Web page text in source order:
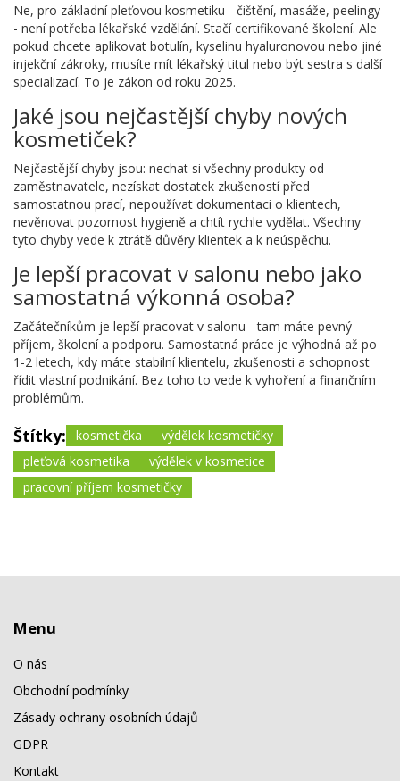
Ne, pro základní pleťovou kosmetiku - čištění, masáže, peelingy
- není potřeba lékařské vzdělání. Stačí certifikované školení. Ale
pokud chcete aplikovat botulín, kyselinu hyaluronovou nebo jiné
injekční zákroky, musíte mít lékařský titul nebo být sestra s další
specializací. To je zákon od roku 2025.
Jaké jsou nejčastější chyby nových
kosmetiček?
Nejčastější chyby jsou: nechat si všechny produkty od
zaměstnavatele, nezískat dostatek zkušeností před
samostatnou prací, nepoužívat dokumentaci o klientech,
nevěnovat pozornost hygieně a chtít rychle vydělat. Všechny
tyto chyby vede k ztrátě důvěry klientek a k neúspěchu.
Je lepší pracovat v salonu nebo jako
samostatná výkonná osoba?
Začátečníkům je lepší pracovat v salonu - tam máte pevný
příjem, školení a podporu. Samostatná práce je výhodná až po
1-2 letech, kdy máte stabilní klientelu, zkušenosti a schopnost
řídit vlastní podnikání. Bez toho to vede k vyhoření a finančním
problémům.
Štítky: kosmetička
výdělek kosmetičky
pleťová kosmetika
výdělek v kosmetice
pracovní příjem kosmetičky
Menu
O nás
Obchodní podmínky
Zásady ochrany osobních údajů
GDPR
Kontakt